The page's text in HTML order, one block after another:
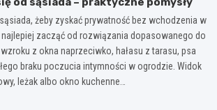
żeby zyskać prywatność bez wchodzenia w
zacząć od rozwiązania dopasowanego do
z okna naprzeciwko, hałasu z tarasu, psa
braku poczucia intymności w ogrodzie. Widok
leżak albo okno kuchenne…